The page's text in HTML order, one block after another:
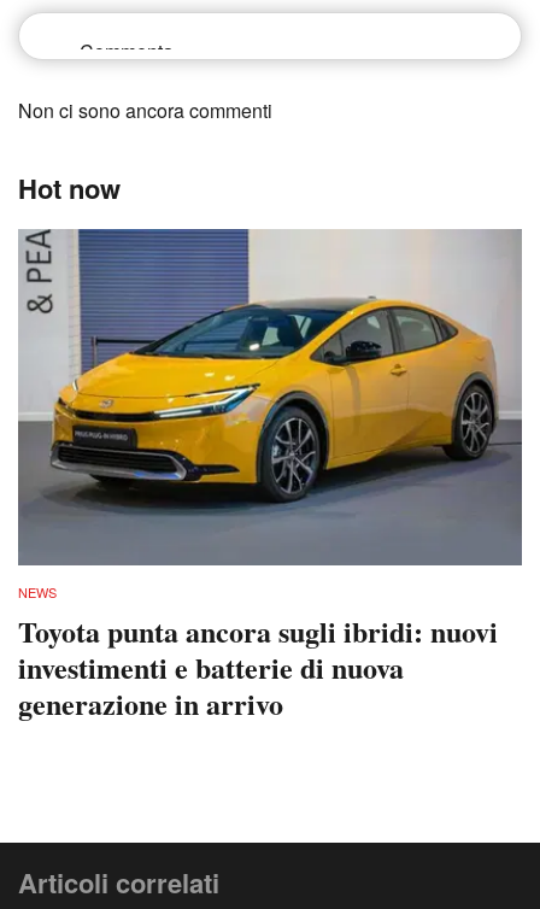
Non ci sono ancora commenti
Hot now
NEWS
Toyota punta ancora sugli ibridi: nuovi
investimenti e batterie di nuova
generazione in arrivo
Articoli correlati